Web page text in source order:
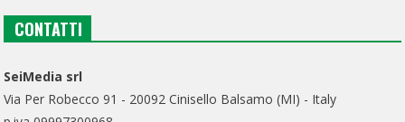
CONTATTI
SeiMedia srl
Via Per Robecco 91 - 20092 Cinisello Balsamo (MI) - Italy